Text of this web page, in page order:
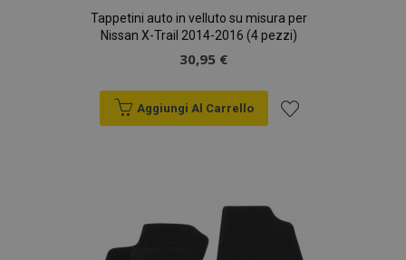
Tappetini auto in velluto su misura per
Nissan X-Trail 2014-2016 (4 pezzi)
30,95 €
Aggiungi Al Carrello
lista
desideri